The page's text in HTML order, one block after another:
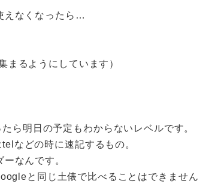
えなくなったら…
まるようにしています）
ら明日の予定もわからないレベルです。
などの時に速記するもの。
なんです。
と同じ土俵で比べることはできません